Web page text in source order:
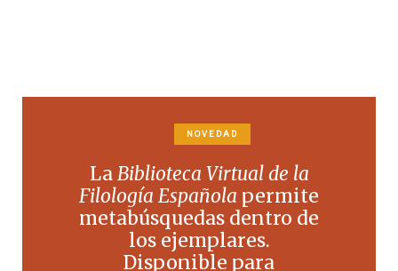
NOVEDAD
LaBiblioteca Virtual de la
Filología Española permite
metabúsquedas dentro de
los ejemplares.
Disponible para